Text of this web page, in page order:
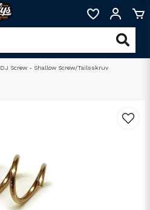
DJ Screw - Shallow Screw/Tailsskruv